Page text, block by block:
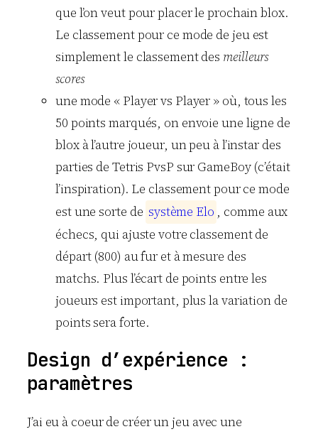
que l’on veut pour placer le prochain blox.
Le classement pour ce mode de jeu est
simplement le classement des meilleurs
scores
une mode « Player vs Player » où, tous les
50 points marqués, on envoie une ligne de
blox à l’autre joueur, un peu à l’instar des
parties de Tetris PvsP sur GameBoy (c’était
l’inspiration). Le classement pour ce mode
est une sorte de système Elo , comme aux
échecs, qui ajuste votre classement de
départ (800) au fur et à mesure des
matchs. Plus l’écart de points entre les
joueurs est important, plus la variation de
points sera forte.
Design d’expérience :
paramètres
J’ai eu à coeur de créer un jeu avec une